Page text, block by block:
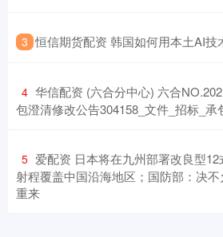
3 恒信期货配资 韩国如何用本土AI技
4 华信配资 (六合分中心) 六合
包澄清修改公告304158_文件_招标_承
5 爱配资 日本将在九州部署改良型12
射程覆盖中国沿海地区；国防部：决
重来